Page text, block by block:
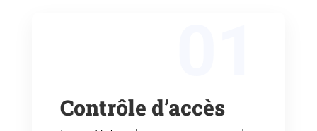
Contrôle d’accès